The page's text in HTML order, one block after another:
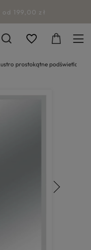
od 199,00 zł
prostokątne podświetlane